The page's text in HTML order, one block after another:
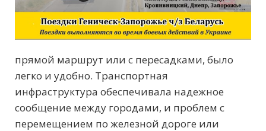
прямой маршрут или с пересадками, было
легко и удобно. Транспортная
инфраструктура обеспечивала надежное
сообщение между городами, и проблем с
перемещением по железной дороге или